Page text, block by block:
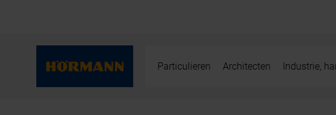
Particulieren Architecten Industrie,